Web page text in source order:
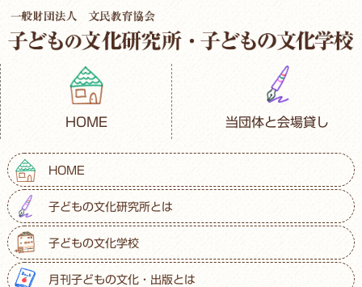
HOME 当団体と会場貸し
HOME
子どもの文化研究所とは
子どもの文化学校
月刊子どもの文化・出版とは